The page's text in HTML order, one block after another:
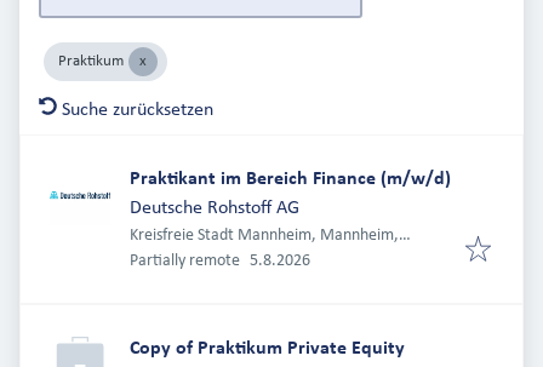
Praktikum
Suche zurücksetzen
Praktikant im Bereich Finance (m/w/d)
Deutsche Rohstoff AG
Kreisfreie Stadt Mannheim, Mannheim,
Deutschland
Partially remote Veröffentlicht
5.8.2026
Copy of Praktikum Private Equity